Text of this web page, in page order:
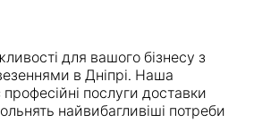
для вашого бізнесу з
в Дніпрі. Наша
послуги доставки
найвибагливіші потреби